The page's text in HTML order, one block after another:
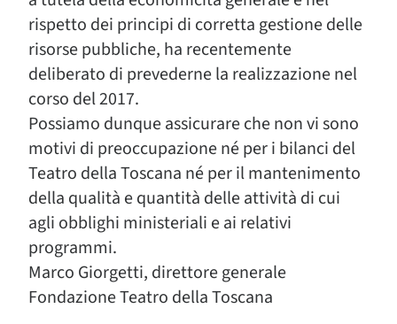
rispetto dei principi di corretta gestione delle
risorse pubbliche, ha recentemente
deliberato di prevederne la realizzazione nel
corso del 2017.
Possiamo dunque assicurare che non vi sono
motivi di preoccupazione né per i bilanci del
Teatro della Toscana né per il mantenimento
della qualità e quantità delle attività di cui
agli obblighi ministeriali e ai relativi
programmi.
Marco Giorgetti, direttore generale
Fondazione Teatro della Toscana